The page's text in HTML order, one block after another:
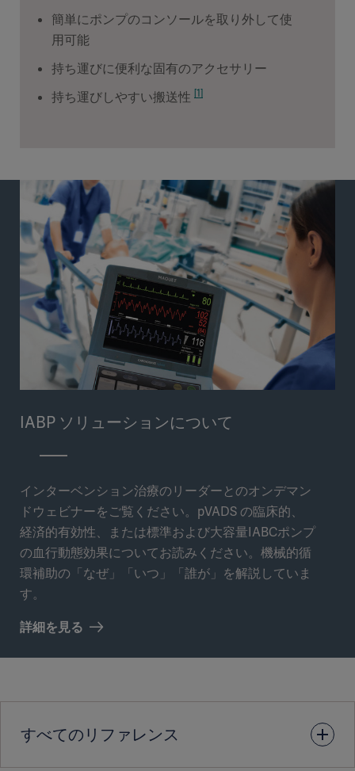
簡単にポンプのコンソールを取り外して使
用可能
持ち運びに便利な固有のアクセサリー
持ち運びしやすい搬送性 [1]
IABP ソリューションについて
インターベンション治療のリーダーとのオンデマン
ドウェビナーをご覧ください。pVADS の臨床的、
経済的有効性、または標準および大容量IABCポンプ
の血行動態効果についてお読みください。機械的循
環補助の「なぜ」「いつ」「誰が」を解説していま
す。
詳細を見る
すべてのリファレンス